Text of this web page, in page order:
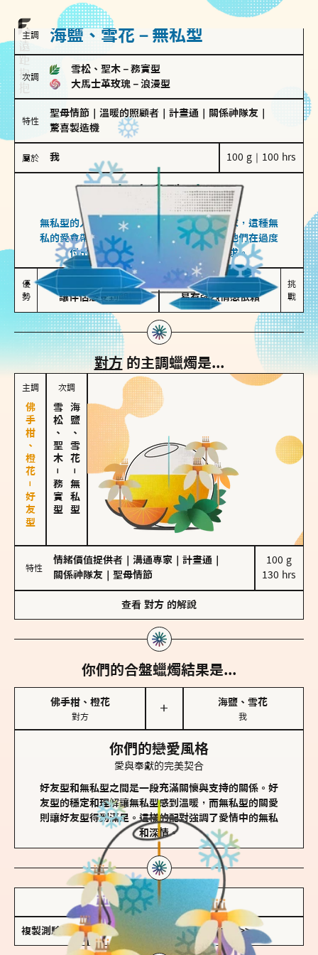
主調 海鹽、雪花－無私型
次調
雪松、聖木 － 務實型
大馬士革玫瑰 － 浪漫型
特性
聖母情節 溫暖的照顧者 計畫通 關係神隊友
驚喜製造機
屬於 我 100 g｜100 hrs
無私型
海鹽、雪花
無私型的人傾向用心呵護、滿足另一半的需求，這種無
私的愛會帶來緊密的關係連結，但也可能讓他們在過度
付出中迷失自我，忽略自己真正的需求。
優
勢
讓伴侶感受到關懷
較難設立界線
易有強烈情感依賴
挑
戰
對方的主調蠟燭是...
主調
佛手柑、橙花－好友型
次調
雪松、聖木
－
務實型
海鹽、雪花
－
無私型
特性
情緒價值提供者 溝通專家 計畫通
關係神隊友
聖母情節
100 g
130 hrs
查看 對方 的解說
你們的合盤蠟燭結果是...
佛手柑、橙花
對方
＋
海鹽、雪花
我
你們的戀愛風格
愛與奉獻的完美契合
好友型和無私型之間是一段充滿關懷與支持的關係。好
友型的穩定和理解讓無私型感到溫暖，而無私型的關愛
則讓好友型得到滿足。這樣的配對強調了愛情中的無私
和深情。
儲存我的結果圖
複製測驗連結 查看香氛類型全解析 >>>